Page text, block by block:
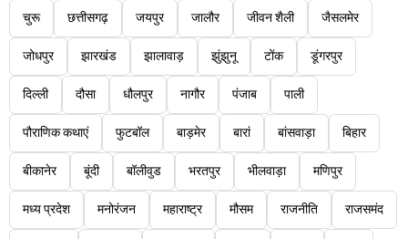
चुरू छत्तीसगढ़ जयपुर जालौर जीवन शैली जैसलमेर
जोधपुर झारखंड झालावाड़ झुंझुनू टोंक डूंगरपुर
दिल्ली दौसा धौलपुर नागौर पंजाब पाली
पौराणिक कथाएं फुटबॉल बाड़मेर बारां बांसवाड़ा बिहार
बीकानेर बूंदी बॉलीवुड भरतपुर भीलवाड़ा मणिपुर
मध्य प्रदेश मनोरंजन महाराष्ट्र मौसम राजनीति राजसमंद